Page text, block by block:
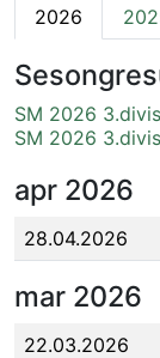
2026
SM 2026
SM 2026
apr 2026
28.04.2026
mar 2026
22.03.2026